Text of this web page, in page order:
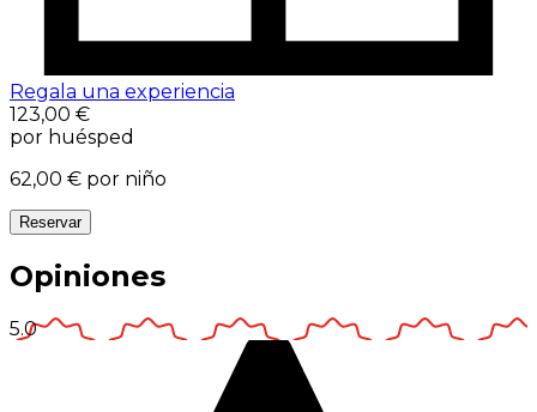
Regala una experiencia
123,00 €
por huésped
62,00 € por niño
Reservar
Opiniones
5.0